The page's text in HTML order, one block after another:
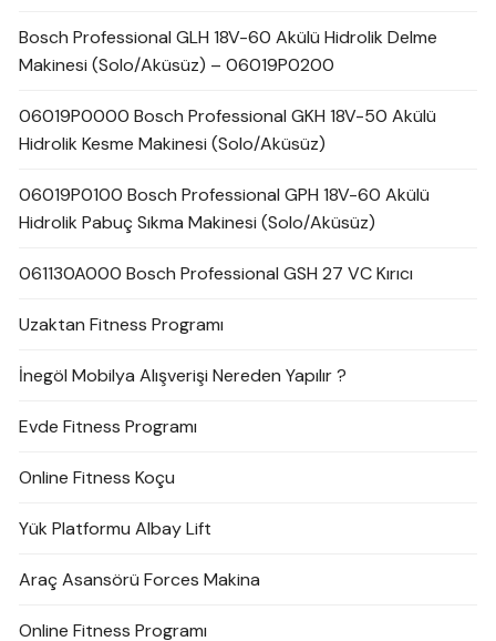
Bosch Professional GLH 18V-60 Akülü Hidrolik Delme
Makinesi (Solo/Aküsüz) – 06019P0200
06019P0000 Bosch Professional GKH 18V-50 Akülü
Hidrolik Kesme Makinesi (Solo/Aküsüz)
06019P0100 Bosch Professional GPH 18V-60 Akülü
Hidrolik Pabuç Sıkma Makinesi (Solo/Aküsüz)
061130A000 Bosch Professional GSH 27 VC Kırıcı
Uzaktan Fitness Programı
İnegöl Mobilya Alışverişi Nereden Yapılır ?
Evde Fitness Programı
Online Fitness Koçu
Yük Platformu Albay Lift
Araç Asansörü Forces Makina
Online Fitness Programı